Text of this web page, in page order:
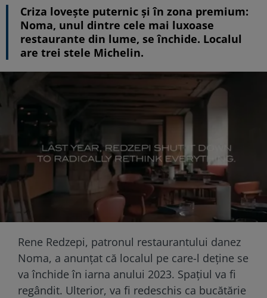
Criza lovește puternic și în zona premium:
Noma, unul dintre cele mai luxoase
restaurante din lume, se închide. Localul
are trei stele Michelin.
Rene Redzepi, patronul restaurantului danez
Noma, a anunțat că localul pe care-l deține se
va închide în iarna anului 2023. Spațiul va fi
regândit. Ulterior, va fi redeschis ca bucătărie